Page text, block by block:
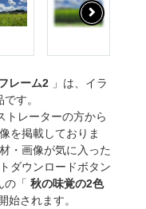
レーム2 」は、イラ
す。
トレーターの方から
を掲載しておりま
・画像が気に入った
ダウンロードボタン
の「 秋の味覚の2色
始されます。